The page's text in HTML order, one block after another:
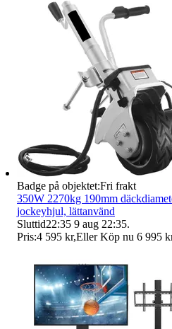
Badge på objektet:Fri frakt
350W 2270kg 190mm
jockeyhjul, lättanvänd
Sluttid22:35 9 aug 22:35.
Pris:4 595 kr,Eller Köp nu 6 995